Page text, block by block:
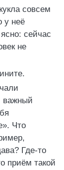
совсем
у неё
сейчас
не
важный
Что
Где-то
приём такой